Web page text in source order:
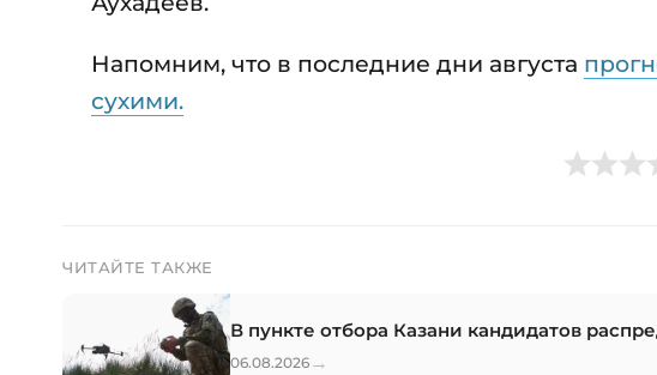
Напомним, что в последние дни августа
сухими.
ЧИТАЙТЕ ТАКЖЕ
В пункте отбора Казани кандидатов
06.08.2026 →